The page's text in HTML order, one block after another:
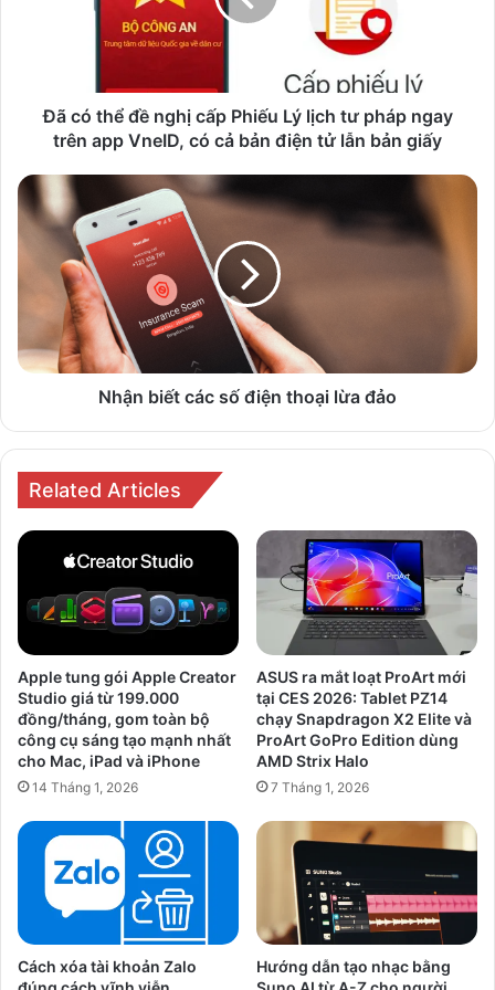
trên
app
VneID,
bản
lẫn
Đã có thể đề nghị cấp Phiếu Lý lịch tư pháp ngay
trên app VneID, có cả bản điện tử lẫn bản giấy
Nhận
biết
các
điện
đảo
Nhận biết các số điện thoại lừa đảo
Related Articles
Apple tung gói Apple Creator
Studio giá từ 199.000
đồng/tháng, gom toàn bộ
công cụ sáng tạo mạnh nhất
cho Mac, iPad và iPhone
14 Tháng 1, 2026
ASUS ra mắt loạt ProArt mới
tại CES 2026: Tablet PZ14
chạy Snapdragon X2 Elite và
ProArt GoPro Edition dùng
AMD Strix Halo
7 Tháng 1, 2026
Cách xóa tài khoản Zalo
Hướng dẫn tạo nhạc bằng